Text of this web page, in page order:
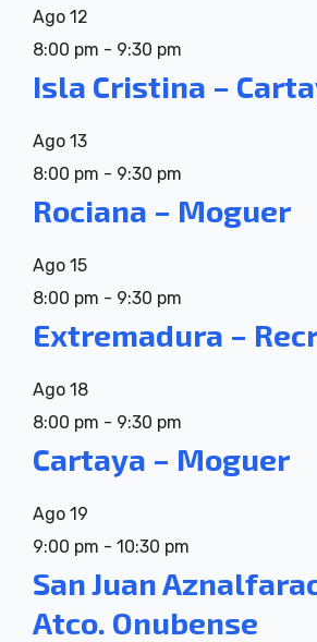
Ago 12
8:00 pm - 9:30 pm
Isla Cristina –
Ago 13
8:00 pm - 9:30 pm
Rociana – Moguer
Ago 15
8:00 pm - 9:30 pm
Extremadura –
Ago 18
8:00 pm - 9:30 pm
Cartaya – Moguer
Ago 19
9:00 pm - 10:30 pm
San Juan
Atco. Onubense